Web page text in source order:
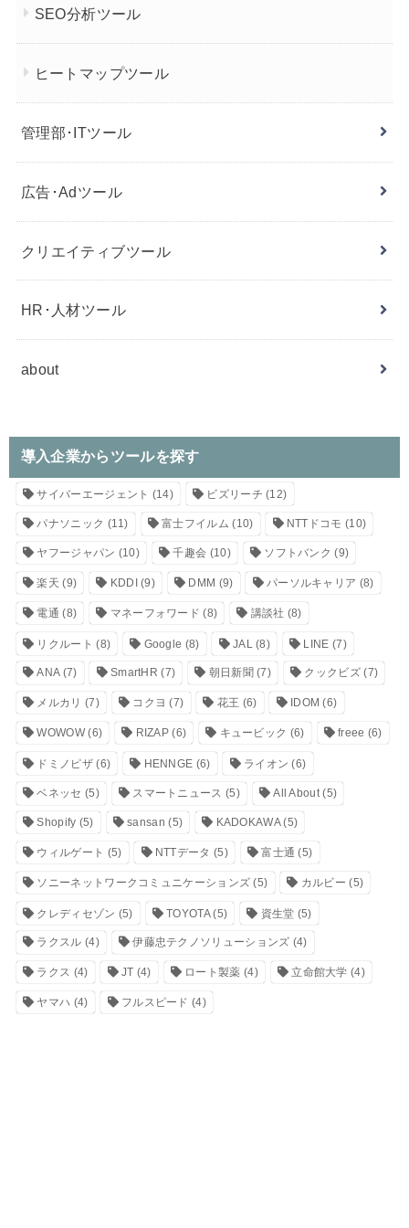
SEO分析ツール
ヒートマップツール
管理部･ITツール
広告･Adツール
クリエイティブツール
HR･人材ツール
about
導入企業からツールを探す
サイバーエージェント (14) ビズリーチ (12)
パナソニック (11) 富士フイルム (10) NTTドコモ (10)
ヤフージャパン (10) 千趣会 (10) ソフトバンク (9)
楽天 (9) KDDI (9) DMM (9) パーソルキャリア (8)
電通 (8) マネーフォワード (8) 講談社 (8)
リクルート (8) Google (8) JAL (8) LINE (7)
ANA(7) SmartHR (7) 朝日新聞 (7) クックビズ(7)
メルカリ (7) コクヨ (7) 花王 (6) IDOM (6)
WOWOW(6) RIZAP (6) キュービック (6) freee (6)
ドミノピザ(6) HENNGE (6) ライオン (6)
ベネッセ (5) スマートニュース (5) All About(5)
Shopify (5) sansan (5) KADOKAWA(5)
ウィルゲート (5) NTTデータ (5) 富士通 (5)
ソニーネットワークコミュニケーションズ (5) カルビー (5)
クレディセゾン (5) TOYOTA(5) 資生堂 (5)
ラクスル (4) 伊藤忠テクノソリューションズ (4)
ラクス (4) JT (4) ロート製薬 (4) 立命館大学 (4)
ヤマハ (4) フルスピード (4)